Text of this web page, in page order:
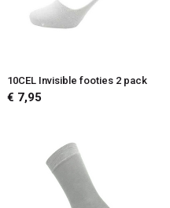
10CEL Invisible footies 2 pack
€ 7,95